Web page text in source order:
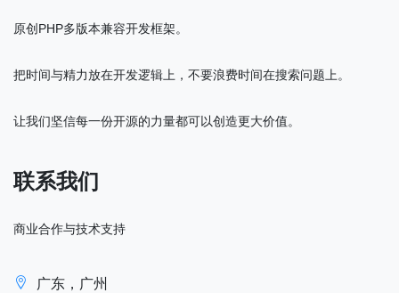
原创PHP多版本兼容开发框架。
把时间与精力放在开发逻辑上，不要浪费时间在搜索问题上。
让我们坚信每一份开源的力量都可以创造更大价值。
联系我们
商业合作与技术支持
广东，广州